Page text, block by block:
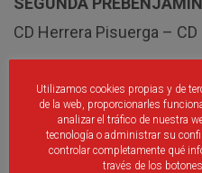
CD Herrera Pisuerga –
PROVINCIAL DE SEGOVIA
PRIMERA AFICIONADOS:
Utilizamos cookies propias y de
de la web, proporcionarles
analizar el tráfico de nuestra
tecnología o administrar su
controlar completamente qué
través de los